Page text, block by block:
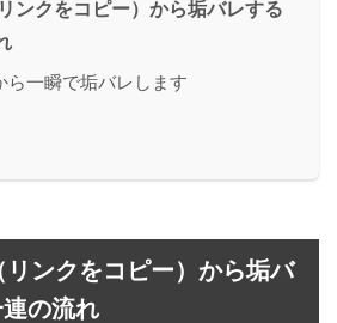
ンクをコピー）から垢バレする
ら一瞬で垢バレします
ンクをコピー）から垢バ
の流れ